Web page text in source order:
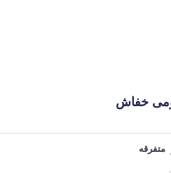
خفاش
متفرقه